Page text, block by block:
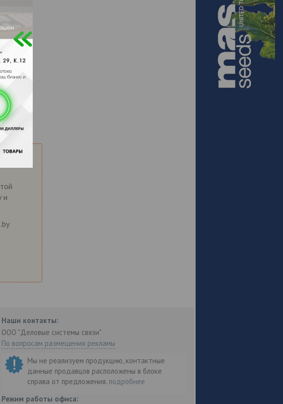
и
Наши контакты:
ООО "Деловые системы связи"
По вопросам размещения рекламы
Мы не реализуем продукцию, контактные
данные продавцов расположены в блоке
справа от предложения. подробнее
Режим работы офиса: